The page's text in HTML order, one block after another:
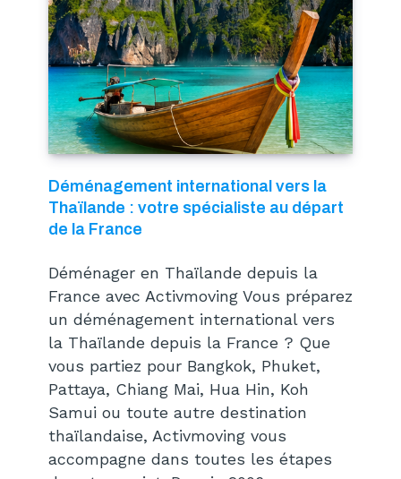
Déménagement international vers la
Thaïlande : votre spécialiste au départ
de la France
Déménager en Thaïlande depuis la
France avec Activmoving Vous préparez
un déménagement international vers
la Thaïlande depuis la France ? Que
vous partiez pour Bangkok, Phuket,
Pattaya, Chiang Mai, Hua Hin, Koh
Samui ou toute autre destination
thaïlandaise, Activmoving vous
accompagne dans toutes les étapes